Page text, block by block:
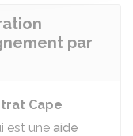
par
Cape
est une aide